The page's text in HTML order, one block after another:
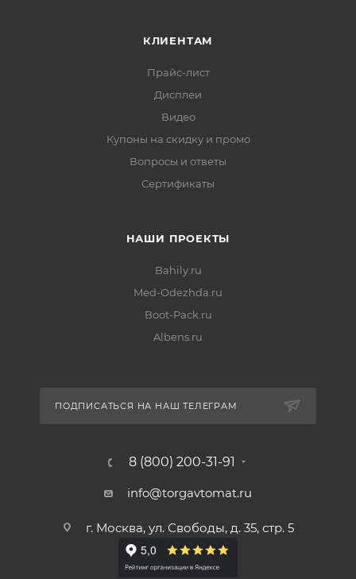
КЛИЕНТАМ
Прайс-лист
Дисплеи
Видео
Купоны на скидку и промо
Вопросы и ответы
Сертификаты
НАШИ ПРОЕКТЫ
Bahily.ru
Med-Odezhda.ru
Boot-Pack.ru
Albens.ru
ПОДПИСАТЬСЯ НА НАШ ТЕЛЕГРАМ
8 (800) 200-31-91
info@torgavtomat.ru
г. Москва, ул. Свободы, д. 35, стр. 5